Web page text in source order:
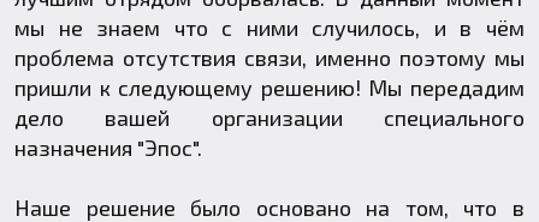
мы не знаем что с ними случилось, и в чём
проблема отсутствия связи, именно поэтому мы
пришли к следующему решению! Мы передадим
дело вашей организации специального
назначения "Эпос".
Наше решение было основано на том, что в